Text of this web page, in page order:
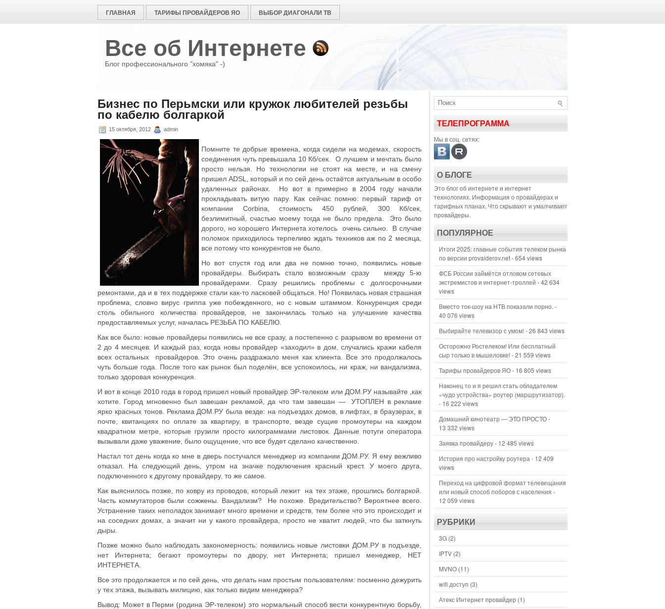
ГЛАВНАЯ ТАРИФЫ ПРОВАЙДЕРОВ ЯО ВЫБОР ДИАГОНАЛИ ТВ
Все об Интернете
Блог профессионального "хомяка" -)
Бизнес по Перьмски или кружок любителей резьбы
по кабелю болгаркой
15 октября, 2012 admin
Помните те добрые времена, когда сидели на модемах, скорость
соединения чуть превышала 10 Кб/сек. О лучшем и мечтать было
просто нельзя. Но технологии не стоят на месте, и на смену
пришел ADSL, который и по сей день остаётся актуальным в особо
удаленных районах. Но вот в примерно в 2004 году начали
прокладывать витую пару. Как сейчас помню: первый тариф от
компании Corbina, стоимость 450 рублей, 300 Кб/сек,
безлимитный, счастью моему тогда не было предела. Это было
дорого, но хорошего Интернета хотелось очень сильно. В случае
поломок приходилось терпеливо ждать техников аж по 2 месяца,
все потому что конкурентов не было.
Но вот спустя год или два не помню точно, появились новые
провайдеры. Выбирать стало возможным сразу между 5-ю
провайдерами. Сразу решились проблемы с долгосрочными
ремонтами, да и в тех поддержке стали как-то ласковей общаться. Но! Появилась новая страшная
проблема, словно вирус гриппа уже побежденного, но с новым штаммом. Конкуренция среди
столь обильного количества провайдеров, не закончилась только на улучшение качества
предоставляемых услуг, началась РЕЗЬБА ПО КАБЕЛЮ.
Как все было: новые провайдеры появились не все сразу, а постепенно с разрывом во времени от
2 до 4 месяцев. И каждый раз, когда новы провайдер «заходил» в дом, случались кражи кабеля
всех остальных провайдеров. Это очень раздражало меня как клиента. Все это продолжалось
чуть больше года. После того как рынок был поделён, все успокоилось, ни краж, ни вандализма,
только здоровая конкуренция.
И вот в конце 2010 года в город пришел новый провайдер ЭР-телеком или ДОМ.РУ называйте ,как
хотите. Город мгновенно был завешан рекламой, да что там завешан — УТОПЛЕН в рекламе
ярко красных тонов. Реклама ДОМ.РУ была везде: на подъездах домов, в лифтах, в браузерах, в
почте, квитанциях по оплате за квартиру, в транспорте, везде сущие промоутеры на каждом
квадратном метре, которые грузили просто килограммами листовок. Данные потуги оператора
вызывали даже уважение, было ощущение, что все будет сделано качественно.
Настал тот день когда ко мне в дверь постучался менеджер из компании ДОМ.РУ. Я ему вежливо
отказал. На следующий день, утром на значке подключения красный крест. У моего друга,
подключенного к другому провайдеру, то же самое.
Как выяснилось позже, по ковру из проводов, который лежит на тех этаже, прошлись болгаркой.
Часть коммутаторов были сожжены. Вандализм? Не похоже. Вредительство? Вероятнее всего.
Устранение таких неполадок занимает много времени и средств, тем более что это происходит и
на соседних домах, а значит ни у какого провайдера, просто не хватит людей, что бы заткнуть
дыры.
Позже можно было наблюдать закономерность: появились новые листовки ДОМ.РУ в подъезде,
нет Интернета; бегают промоутеры по двору, нет Интернета; пришел менеджер, НЕТ
ИНТЕРНЕТА.
Все это продолжается и по сей день, что делать нам простым пользователям: посменно дежурить
у тех этажа, вызывать милицию, как только видим менеджера?
Вывод: Может в Перми (родина ЭР-телеком) это нормальный способ вести конкурентную борьбу,
ТЕЛЕПРОГРАММА
Мы в соц. сетях:
О БЛОГЕ
Это блог об интернете и интернет
технологиях. Информация о провайдерах и
тарифных планах. Что скрывают и умалчивают
провайдеры.
ПОПУЛЯРНОЕ
Итоги 2025: главные события телеком рынка
по версии provaiderov.net- 654 views
ФСБ России займётся отловом сетевых
экстремистов и интернет-троллей - 42 634
views
Вместо ток-шоу на НТВ показали порно. -
40 076 views
Выбирайте телевизор с умом!- 26 843 views
Осторожно Ростелеком! Или бесплатный
сыр только в мышеловке!- 21 559 views
Тарифы провайдеров ЯО- 16 805 views
Наконец то и я решил стать обладателем
«чудо устройства» роутер (маршрутизатор).
- 16 222 views
Домашний кинотеатр — ЭТО ПРОСТО-
13 332 views
Заявка провайдеру- 12 485 views
История про настройку роутера - 12 409
views
Переход на цифровой формат телевещания
или новый способ поборов с населения -
12 059 views
РУБРИКИ
3G (2)
IPTV (2)
MVNO (11)
wifi доступ (3)
Атекс Интернет провайдер (1)